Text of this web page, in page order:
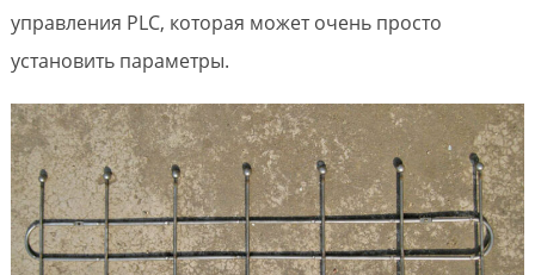
управления PLC, которая может очень просто
установить параметры.